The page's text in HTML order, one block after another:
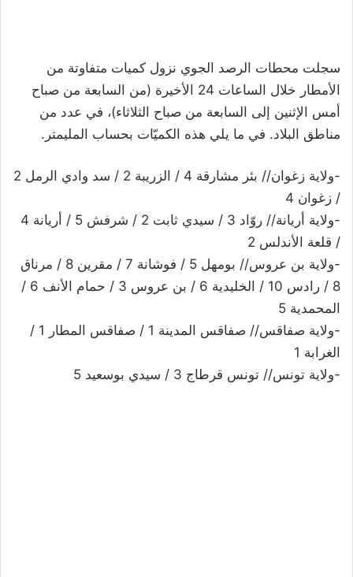
سجلت محطات الرصد الجوي نزول كميات متفاوتة من
الأمطار خلال الساعات 24 الأخيرة (من السابعة من صباح
أمس الإثنين إلى السابعة من صباح الثلاثاء)، في عدد من
مناطق البلاد. في ما يلي هذه الكميّات بحساب المليمتر.
-ولاية زغوان// بئر مشارقة 4 / الزريبة 2 / سد وادي الرمل 2
/ زغوان 4
-ولاية أريانة// روّاد 3 / سيدي ثابت 2 / شرفش 5 / أريانة 4
/ قلعة الأندلس 2
-ولاية بن عروس// بومهل 5 / فوشانة 7 / مقرين 8 / مرناق
8 / رادس 10 / الخليدية 6 / بن عروس 3 / حمام الأنف 6 /
المحمدية 5
-ولاية صفاقس// صفاقس المدينة 1 / صفاقس المطار 1 /
الغرابة 1
-ولاية تونس// تونس قرطاج 3 / سيدي بوسعيد 5